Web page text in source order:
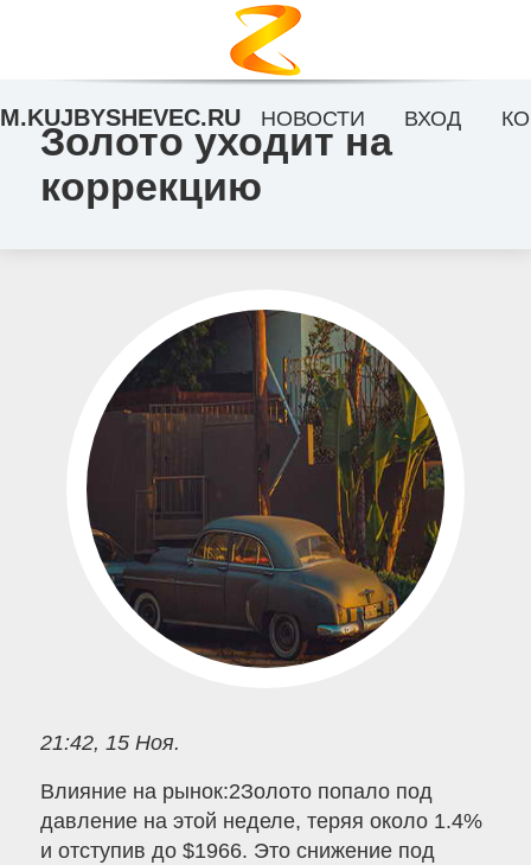
Золото уходит на
коррекцию
21:42, 15 Ноя.
Влияние на рынок:2Золото попало под
давление на этой неделе, теряя около 1.4%
и отступив до $1966. Это снижение под
M.KUJBYSHEVEC.RU НОВОСТИ ВХОД